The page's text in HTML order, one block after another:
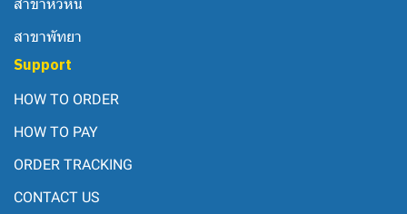
สาขาหัวหิน
สาขาพัทยา
Support
HOW TO ORDER
HOW TO PAY
ORDER TRACKING
CONTACT US